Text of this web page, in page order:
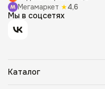
Мегамаркет ★4,6
Мы в соцсетях
Каталог